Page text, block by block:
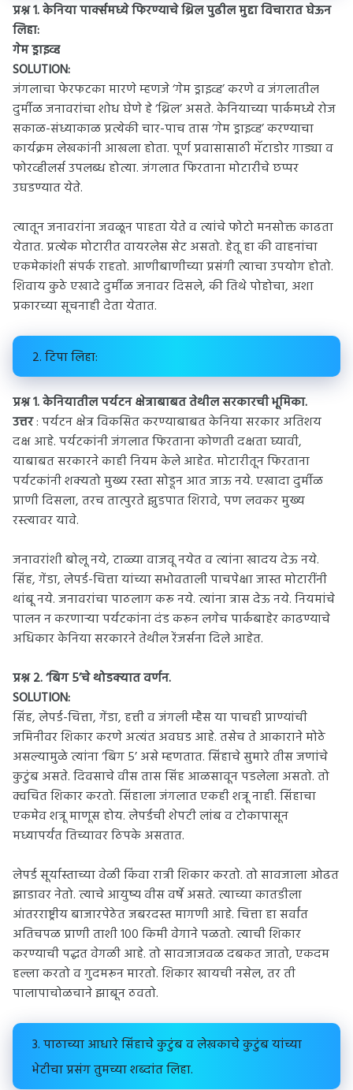
प्रश्न 1. केनिया पार्क्समध्ये फिरण्याचे थ्रिल पुढील मुद्दा विचारात घेऊन
लिहा:
गेम ड्राइव्ह
SOLUTION:
जंगलाचा फेरफटका मारणे म्हणजे ‘गेम ड्राइव्ह’ करणे व जंगलातील
दुर्मीळ जनावरांचा शोध घेणे हे ‘थ्रिल’ असते. केनियाच्या पार्कमध्ये रोज
सकाळ-संध्याकाळ प्रत्येकी चार-पाच तास ‘गेम ड्राइव्ह’ करण्याचा
कार्यक्रम लेखकांनी आखला होता. पूर्ण प्रवासासाठी मॅटाडोर गाड्या व
फोरव्हीलर्स उपलब्ध होत्या. जंगलात फिरताना मोटारीचे छप्पर
उघडण्यात येते.
त्यातून जनावरांना जवळून पाहता येते व त्यांचे फोटो मनसोक्त काढता
येतात. प्रत्येक मोटारीत वायरलेस सेट असतो. हेतू हा की वाहनांचा
एकमेकांशी संपर्क राहतो. आणीबाणीच्या प्रसंगी त्याचा उपयोग होतो.
शिवाय कुठे एखादे दुर्मीळ जनावर दिसले, की तिथे पोहोचा, अशा
प्रकारच्या सूचनाही देता येतात.
2. टिपा लिहा:
प्रश्न 1. केनियातील पर्यटन क्षेत्राबाबत तेथील सरकारची भूमिका.
उत्तर: पर्यटन क्षेत्र विकसित करण्याबाबत केनिया सरकार अतिशय
दक्ष आहे. पर्यटकांनी जंगलात फिरताना कोणती दक्षता घ्यावी,
याबाबत सरकारने काही नियम केले आहेत. मोटारीतून फिरताना
पर्यटकांनी शक्यतो मुख्य रस्ता सोडून आत जाऊ नये. एखादा दुर्मीळ
प्राणी दिसला, तरच तात्पुरते झुडपात शिरावे, पण लवकर मुख्य
रस्त्यावर यावे.
जनावरांशी बोलू नये, टाळ्या वाजवू नयेत व त्यांना खादय देऊ नये.
सिंह, गेंडा, लेपर्ड-चित्ता यांच्या सभोवताली पाचपेक्षा जास्त मोटारींनी
थांबू नये. जनावरांचा पाठलाग करू नये. त्यांना त्रास देऊ नये. नियमांचे
पालन न करणाऱ्या पर्यटकांना दंड करून लगेच पार्कबाहेर काढण्याचे
अधिकार केनिया सरकारने तेथील रेंजर्सना दिले आहेत.
प्रश्न 2. ‘बिग 5’चे थोडक्यात वर्णन.
SOLUTION:
सिंह, लेपर्ड-चित्ता, गेंडा, हत्ती व जंगली म्हैस या पाचही प्राण्यांची
जमिनीवर शिकार करणे अत्यंत अवघड आहे. तसेच ते आकाराने मोठे
असल्यामुळे त्यांना ‘बिग 5’ असे म्हणतात. सिंहाचे सुमारे तीस जणांचे
कुटुंब असते. दिवसाचे वीस तास सिंह आळसावून पडलेला असतो. तो
क्वचित शिकार करतो. सिंहाला जंगलात एकही शत्रू नाही. सिंहाचा
एकमेव शत्रू माणूस होय. लेपर्डची शेपटी लांब व टोकापासून
मध्यापर्यंत तिच्यावर ठिपके असतात.
लेपर्ड सूर्यास्ताच्या वेळी किंवा रात्री शिकार करतो. तो सावजाला ओढत
झाडावर नेतो. त्याचे आयुष्य वीस वर्षे असते. त्याच्या कातडीला
आंतरराष्ट्रीय बाजारपेठेत जबरदस्त मागणी आहे. चित्ता हा सर्वांत
अतिचपळ प्राणी ताशी 100 किमी वेगाने पळतो. त्याची शिकार
करण्याची पद्धत वेगळी आहे. तो सावजाजवळ दबकत जातो, एकदम
हल्ला करतो व गुदमरून मारतो. शिकार खायची नसेल, तर ती
पालापाचोळचाने झाबून ठवतो.
3. पाठाच्या आधारे सिंहाचे कुटुंब व लेखकाचे कुटुंब यांच्या
भेटीचा प्रसंग तुमच्या शब्दांत लिहा.